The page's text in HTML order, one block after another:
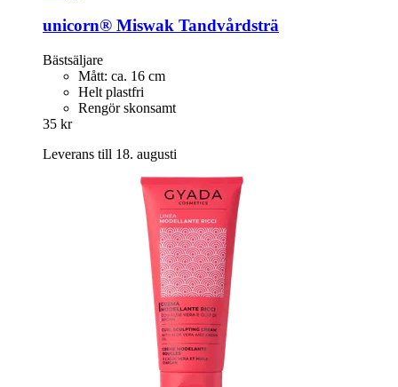
unicorn® Miswak Tandvårdsträ
Bästsäljare
Mått: ca. 16 cm
Helt plastfri
Rengör skonsamt
35 kr
Leverans till 18. augusti